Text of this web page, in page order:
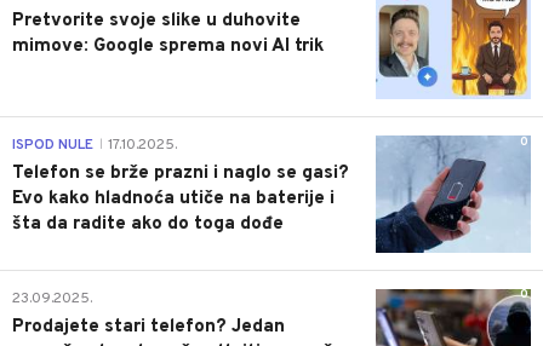
Pretvorite svoje slike u duhovite
mimove: Google sprema novi AI trik
0
ISPOD NULE 17.10.2025.
Telefon se brže prazni i naglo se gasi?
Evo kako hladnoća utiče na baterije i
šta da radite ako do toga dođe
0
23.09.2025.
Prodajete stari telefon? Jedan